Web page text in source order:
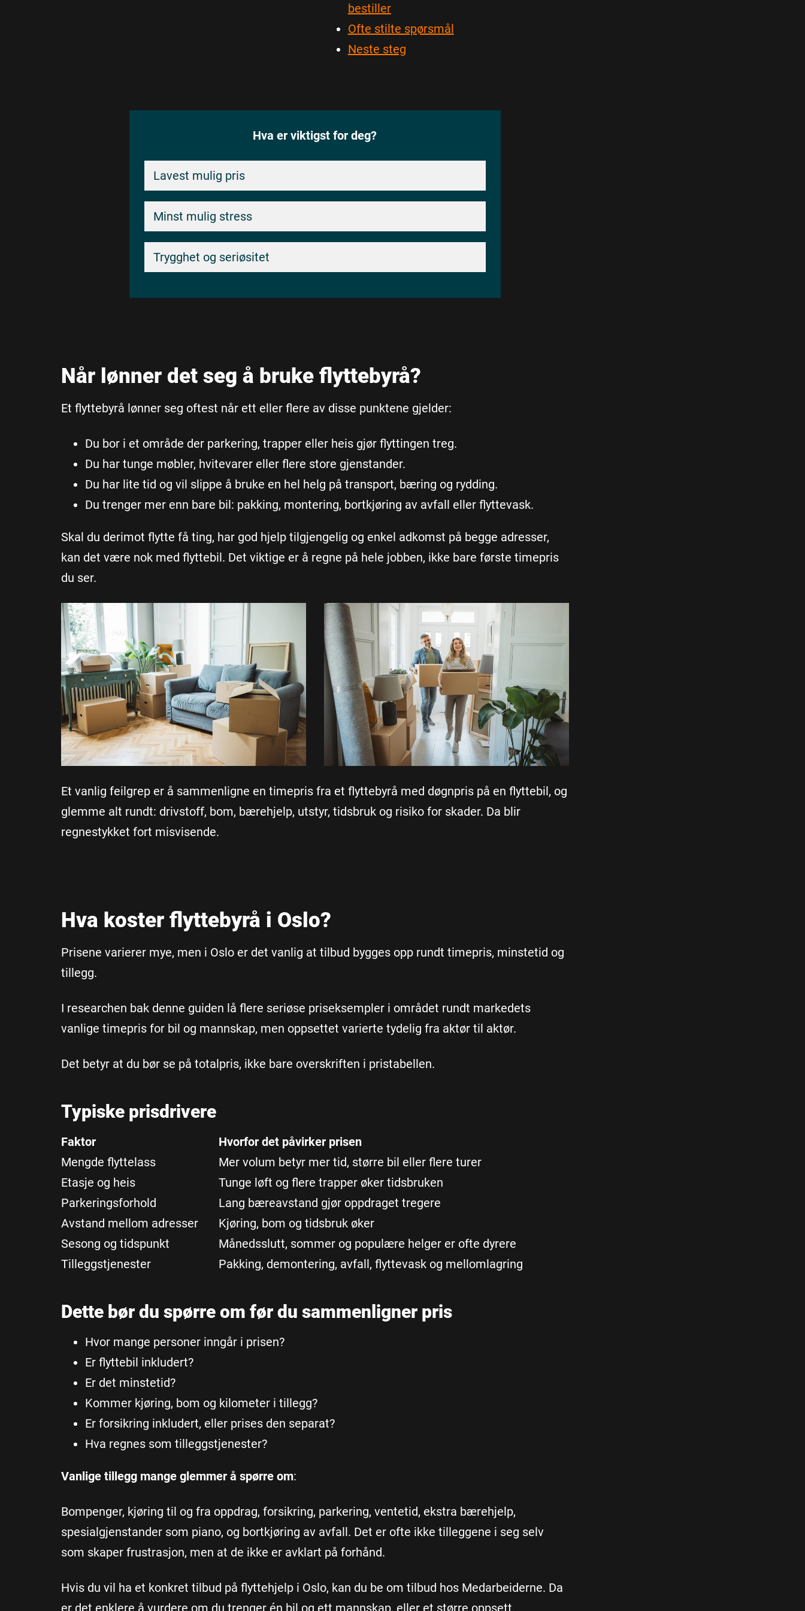
bestiller
Ofte stilte spørsmål
Neste steg
Hva er viktigst for deg?
Lavest mulig pris
Minst mulig stress
Trygghet og seriøsitet
Når lønner det seg å bruke flyttebyrå?
Et flyttebyrå lønner seg oftest når ett eller flere av disse punktene gjelder:
Du bor i et område der parkering, trapper eller heis gjør flyttingen treg.
Du har tunge møbler, hvitevarer eller flere store gjenstander.
Du har lite tid og vil slippe å bruke en hel helg på transport, bæring og rydding.
Du trenger mer enn bare bil: pakking, montering, bortkjøring av avfall eller flyttevask.
Skal du derimot flytte få ting, har god hjelp tilgjengelig og enkel adkomst på begge adresser,
kan det være nok med flyttebil. Det viktige er å regne på hele jobben, ikke bare første timepris
du ser.
Et vanlig feilgrep er å sammenligne en timepris fra et flyttebyrå med døgnpris på en flyttebil, og
glemme alt rundt: drivstoff, bom, bærehjelp, utstyr, tidsbruk og risiko for skader. Da blir
regnestykket fort misvisende.
Hva koster flyttebyrå i Oslo?
Prisene varierer mye, men i Oslo er det vanlig at tilbud bygges opp rundt timepris, minstetid og
tillegg.
I researchen bak denne guiden lå flere seriøse priseksempler i området rundt markedets
vanlige timepris for bil og mannskap, men oppsettet varierte tydelig fra aktør til aktør.
Det betyr at du bør se på totalpris, ikke bare overskriften i pristabellen.
Typiske prisdrivere
Faktor
Hvorfor det påvirker prisen
Mengde flyttelass
Mer volum betyr mer tid, større bil eller flere turer
Etasje og heis
Tunge løft og flere trapper øker tidsbruken
Parkeringsforhold
Lang bæreavstand gjør oppdraget tregere
Avstand mellom adresser
Kjøring, bom og tidsbruk øker
Sesong og tidspunkt
Månedsslutt, sommer og populære helger er ofte dyrere
Tilleggstjenester
Pakking, demontering, avfall, flyttevask og mellomlagring
Dette bør du spørre om før du sammenligner pris
Hvor mange personer inngår i prisen?
Er flyttebil inkludert?
Er det minstetid?
Kommer kjøring, bom og kilometer i tillegg?
Er forsikring inkludert, eller prises den separat?
Hva regnes som tilleggstjenester?
Vanlige tillegg mange glemmer å spørre om:
Bompenger, kjøring til og fra oppdrag, forsikring, parkering, ventetid, ekstra bærehjelp,
spesialgjenstander som piano, og bortkjøring av avfall. Det er ofte ikke tilleggene i seg selv
som skaper frustrasjon, men at de ikke er avklart på forhånd.
Hvis du vil ha et konkret tilbud på flyttehjelp i Oslo, kan du be om tilbud hos Medarbeiderne. Da